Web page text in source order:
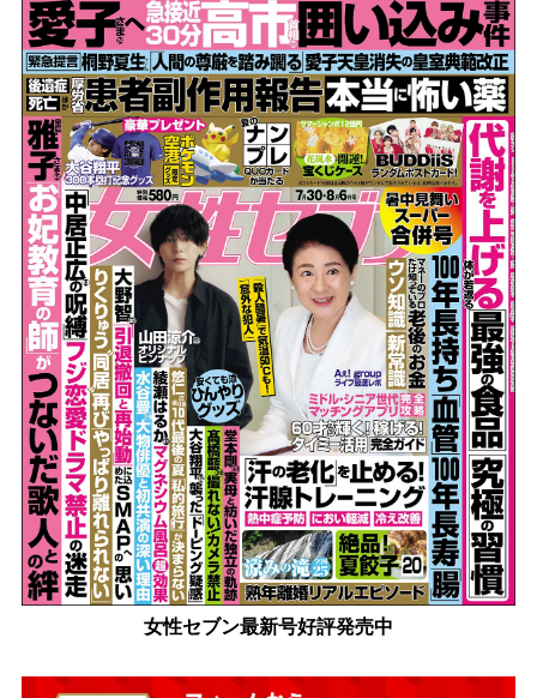
女性セブン最新号好評発売中